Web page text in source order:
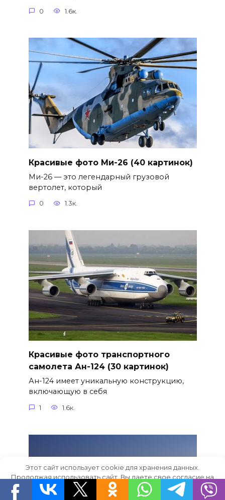
0 1.6к.
Красивые фото Ми-26 (40 картинок)
Ми-26 — это легендарный грузовой
вертолет, который
0 1.3к.
Красивые фото транспортного
самолета Ан-124 (30 картинок)
Ан-124 имеет уникальную конструкцию,
включающую в себя
1 1.6к.
Этот сайт использует cookie для хранения данных.
Продолжая использовать сайт, Вы даете свое согласие на
работу с этими файлами.